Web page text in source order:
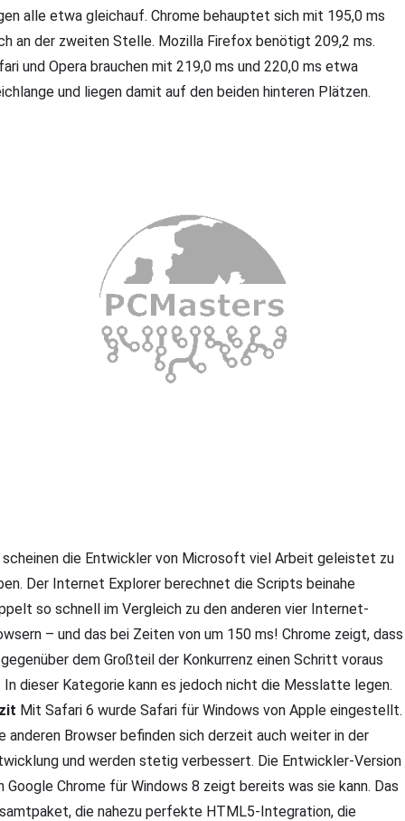
alle etwa gleichauf. Chrome behauptet sich mit 195,0 ms
an der zweiten Stelle. Mozilla Firefox benötigt 209,2 ms.
und Opera brauchen mit 219,0 ms und 220,0 ms etwa
und liegen damit auf den beiden hinteren Plätzen.
scheinen die Entwickler von Microsoft viel Arbeit geleistet zu
Der Internet Explorer berechnet die Scripts beinahe
so schnell im Vergleich zu den anderen vier Internet-
– und das bei Zeiten von um 150 ms! Chrome zeigt, dass
dem Großteil der Konkurrenz einen Schritt voraus
In dieser Kategorie kann es jedoch nicht die Messlatte legen.
Mit Safari 6 wurde Safari für Windows von Apple eingestellt.
anderen Browser befinden sich derzeit auch weiter in der
und werden stetig verbessert. Die Entwickler-Version
Google Chrome für Windows 8 zeigt bereits was sie kann. Das
die nahezu perfekte HTML5-Integration, die